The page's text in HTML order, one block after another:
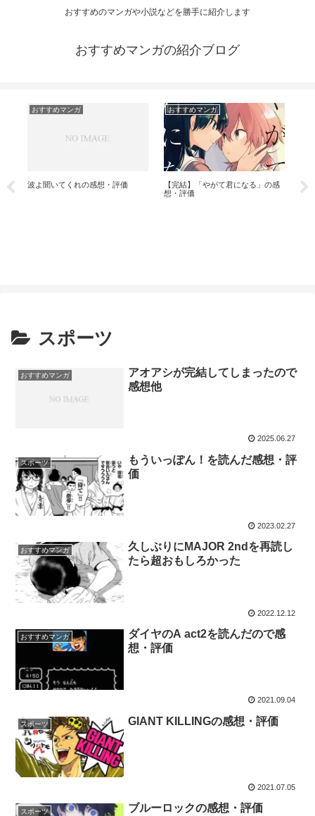
おすすめのマンガや小説などを勝手に紹介します
おすすめマンガの紹介ブログ
おすすめマンガ
波よ聞いてくれの感想・評価
おすすめマンガ
【完結】「やがて君になる」の感
想・評価
スポーツ
おすすめマンガ
アオアシが完結してしまったので
感想他
2025.06.27
スポーツ
もういっぽん！を読んだ感想・評
価
2023.02.27
おすすめマンガ
久しぶりにMAJOR 2ndを再読し
たら超おもしろかった
2022.12.12
おすすめマンガ
ダイヤのA act2を読んだので感
想・評価
2021.09.04
スポーツ GIANT KILLINGの感想・評価
2021.07.05
スポーツ ブルーロックの感想・評価